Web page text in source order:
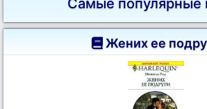
Самые популярные
Жених ее